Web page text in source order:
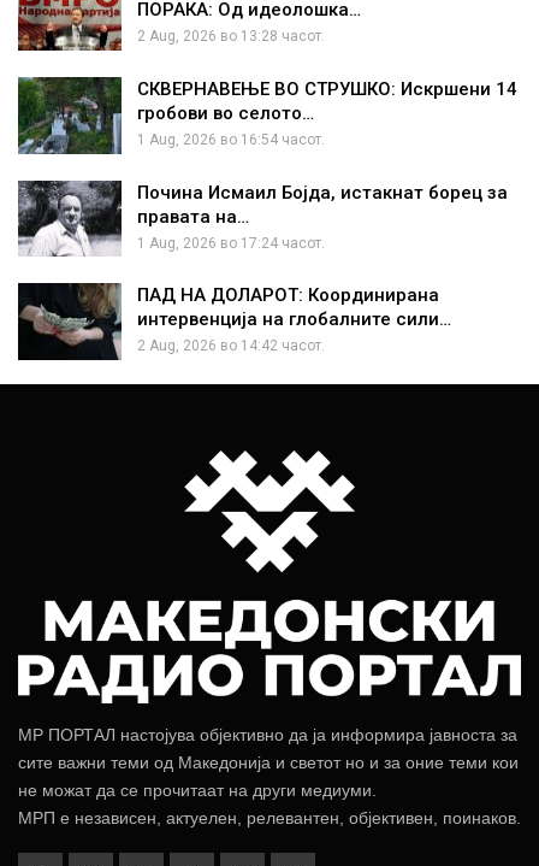
ПОРАКА: Од идеолошка…
2 Aug, 2026 во 13:28 часот.
СКВЕРНАВЕЊЕ ВО СТРУШКО: Искршени 14
гробови во селото…
1 Aug, 2026 во 16:54 часот.
Почина Исмаил Бојда, истакнат борец за
правата на…
1 Aug, 2026 во 17:24 часот.
ПАД НА ДОЛАРОТ: Координирана
интервенција на глобалните сили…
2 Aug, 2026 во 14:42 часот.
МР ПОРТАЛ настојува објективно да ја информира јавноста за
сите важни теми од Македонија и светот но и за оние теми кои
не можат да се прочитаат на други медиуми.
МРП е независен, актуелен, релевантен, објективен, поинаков.